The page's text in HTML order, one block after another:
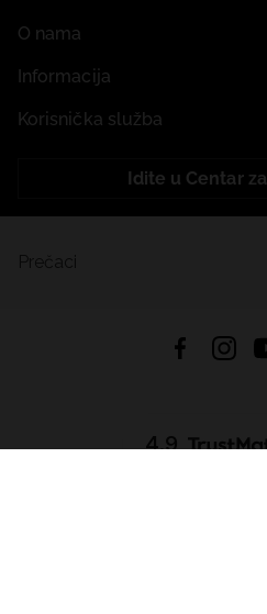
O nama
Informacija
Korisnička služba
Idite u Centar
4.9